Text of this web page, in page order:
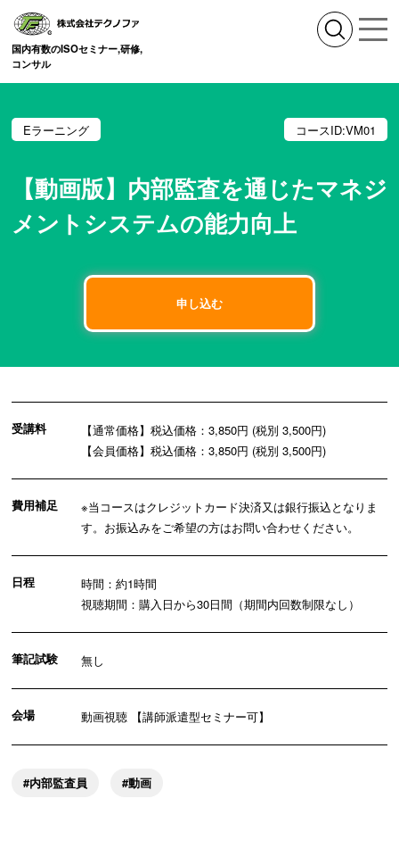
国内有数のISOセミナー,研修,
コンサル
Eラーニング コースID:VM01
【動画版】内部監査を通じたマネジ
メントシステムの能力向上
申し込む
受講料
【通常価格】税込価格：3,850円 (税別 3,500円)
【会員価格】税込価格：3,850円 (税別 3,500円)
費用補足
※当コースはクレジットカード決済又は銀行振込となりま
す。お振込みをご希望の方はお問い合わせください。
日程
時間：約1時間
視聴期間：購入日から30日間（期間内回数制限なし）
筆記試験 無し
会場 動画視聴 【講師派遣型セミナー可】
内部監査員 動画